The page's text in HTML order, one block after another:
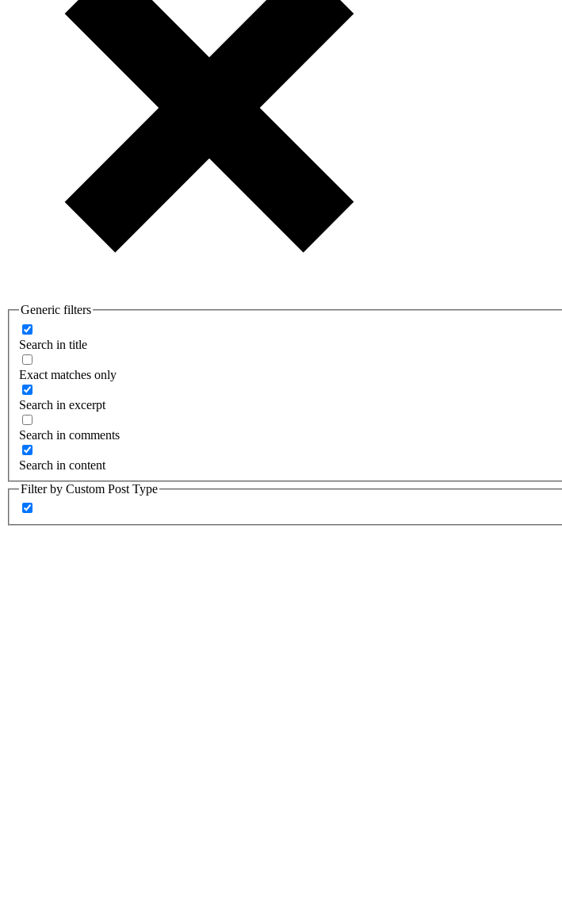
Generic filters
Search in title
Exact matches only
Search in excerpt
Search in comments
Search in content
Filter by Custom Post Type